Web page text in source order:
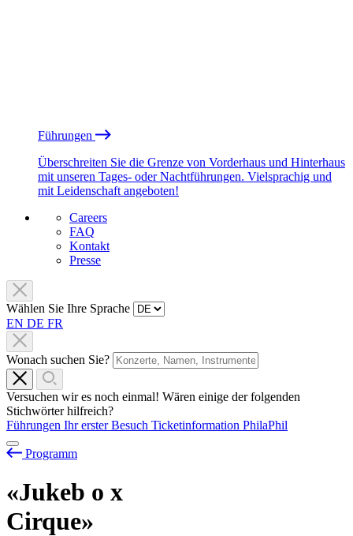
Führungen
Überschreiten Sie die Grenze von Vorderhaus und Hinterhaus
mit unseren Tages- oder Nachtführungen. Vielsprachig und
mit Leidenschaft angeboten!
Careers
FAQ
Kontakt
Presse
Wählen Sie Ihre Sprache
EN DE FR
Wonach suchen Sie?
Versuchen wir es noch einmal! Wären einige der folgenden
Stichwörter hilfreich?
Führungen Ihr erster Besuch Ticketinformation PhilaPhil
Programm
«Jukeb o x
Cirque»